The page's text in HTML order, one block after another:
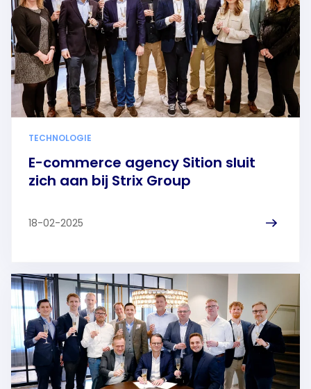
CONTACT
Gezondheid
Six and Flow
DELTA
Healthcare Transformation Group
Strix Group
VerdiTECHNOLOGIE
E-commerce agency Sition sluit
zich aan bij Strix Group
18-02-2025